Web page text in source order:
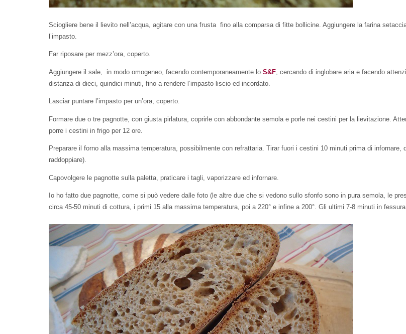
Sciogliere bene il lievito nell’acqua, agitare con una frusta fino alla comparsa di fitte bollicine. Aggiungere la farina
l’impasto.
Far riposare per mezz’ora, coperto.
Aggiungere il sale, in modo omogeneo, facendo contemporaneamente lo S&F , cercando di inglobare aria e facendo
distanza di dieci, quindici minuti, fino a rendere l’impasto liscio ed incordato.
Lasciar puntare l’impasto per un’ora, coperto.
Formare due o tre pagnotte, con giusta pirlatura, coprirle con abbondante semola e porle nei cestini per la lievitazione.
porre i cestini in frigo per 12 ore.
Preparare il forno alla massima temperatura, possibilmente con refrattaria. Tirar fuori i cestini 10 minuti prima di
raddoppiare).
Capovolgere le pagnotte sulla paletta, praticare i tagli, vaporizzare ed infornare.
Io ho fatto due pagnotte, come si può vedere dalle foto (le altre due che si vedono sullo sfonfo sono in pura semola, le
circa 45-50 minuti di cottura, i primi 15 alla massima temperatura, poi a 220° e infine a 200°. Gli ultimi 7-8 minuti in